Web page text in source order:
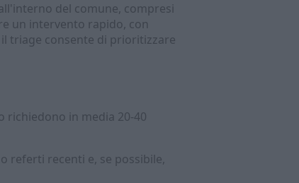
del comune, compresi
un intervento rapido, con
triage consente di prioritizzare
richiedono in media 20-40
referti recenti e, se possibile,